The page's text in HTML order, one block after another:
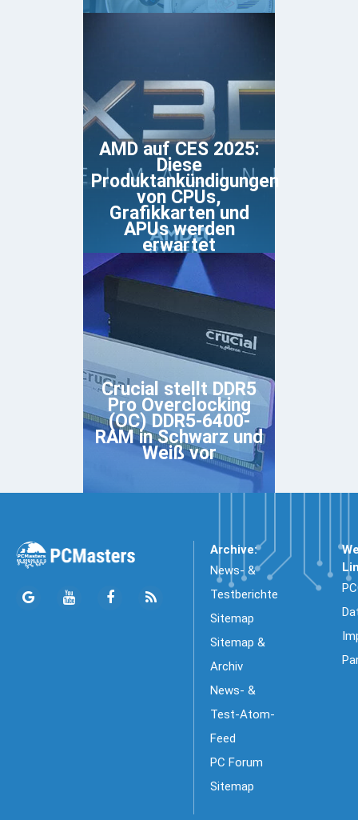
AMD auf CES 2025:
Diese
Produktankündigungen
von CPUs,
Grafikkarten und
APUs werden
erwartet
Crucial stellt DDR5
Pro Overclocking
(OC) DDR5-6400-
RAM in Schwarz und
Weiß vor
Archive:
News- &
Testberichte
Sitemap
Sitemap &
Archiv
News- &
Test-Atom-
Feed
PC Forum
Sitemap